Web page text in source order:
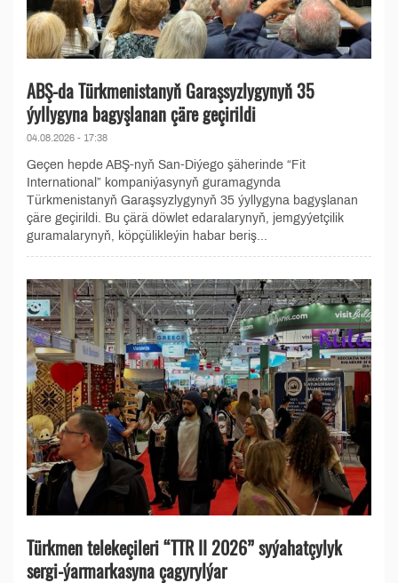
ABŞ-da Türkmenistanyň Garaşsyzlygynyň 35
ýyllygyna bagyşlanan çäre geçirildi
04.08.2026 - 17:38
Geçen hepde ABŞ-nyň San-Diýego şäherinde “Fit
International” kompaniýasynyň guramagynda
Türkmenistanyň Garaşsyzlygynyň 35 ýyllygyna bagyşlanan
çäre geçirildi. Bu çärä döwlet edaralarynyň, jemgyýetçilik
guramalarynyň, köpçülikleýin habar beriş...
Türkmen telekeçileri “TTR II 2026” syýahatçylyk
sergi-ýarmarkasyna çagyrylýar